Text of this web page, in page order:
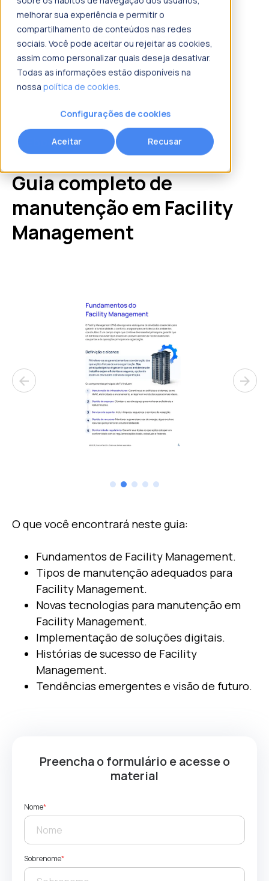
melhorar sua experiência e permitir o
compartilhamento de conteúdos nas redes
sociais. Você pode aceitar ou rejeitar as cookies,
assim como personalizar quais deseja desativar.
Todas as informações estão disponíveis na
nossa política de cookies.
Configurações de cookies
Aceitar Recusar
Ebook
Guia completo de
manutenção em Facility
Management
arrow_back arrow_forward
O que você encontrará neste guia:
Fundamentos de Facility Management.
Tipos de manutenção adequados para
Facility Management.
Novas tecnologias para manutenção em
Facility Management.
Implementação de soluções digitais.
Histórias de sucesso de Facility
Management.
Tendências emergentes e visão de futuro.
Preencha o formulário e acesse o
material
Nome*
Sobrenome*